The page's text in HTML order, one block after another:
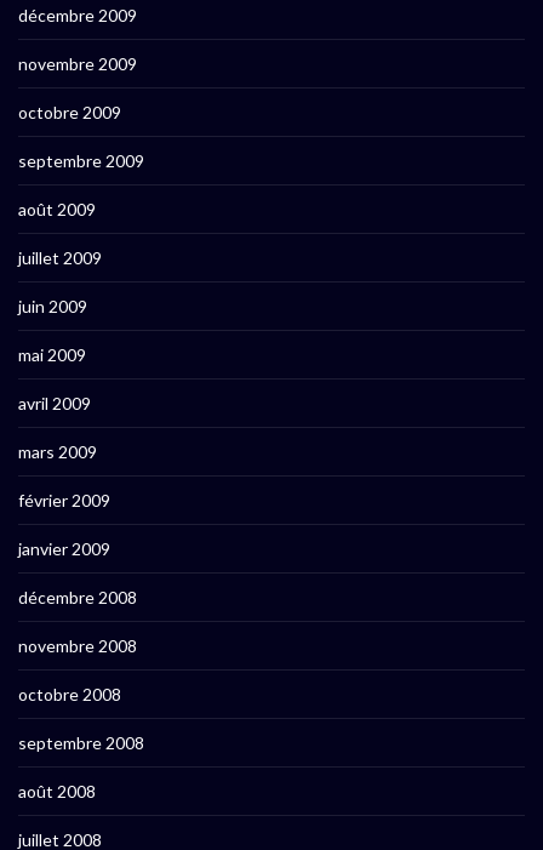
décembre 2009
novembre 2009
octobre 2009
septembre 2009
août 2009
juillet 2009
juin 2009
mai 2009
avril 2009
mars 2009
février 2009
janvier 2009
décembre 2008
novembre 2008
octobre 2008
septembre 2008
août 2008
juillet 2008